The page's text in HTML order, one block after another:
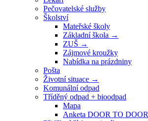
Pečovatelské služby
Školství
Mateřské školy
Základní škola →
ZUŠ →
Zájmové kroužky
Nabídka na prázdniny
Pošta
Životní situace →
Komunální odpad
Tříděný odpad + bioodpad
Mapa
Anketa DOOR TO DOOR